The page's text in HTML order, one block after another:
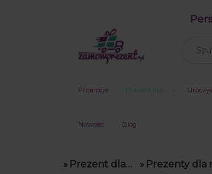
Promocje Prezent dla…
Nowości Blog
» Prezent dla… » Prezenty dla